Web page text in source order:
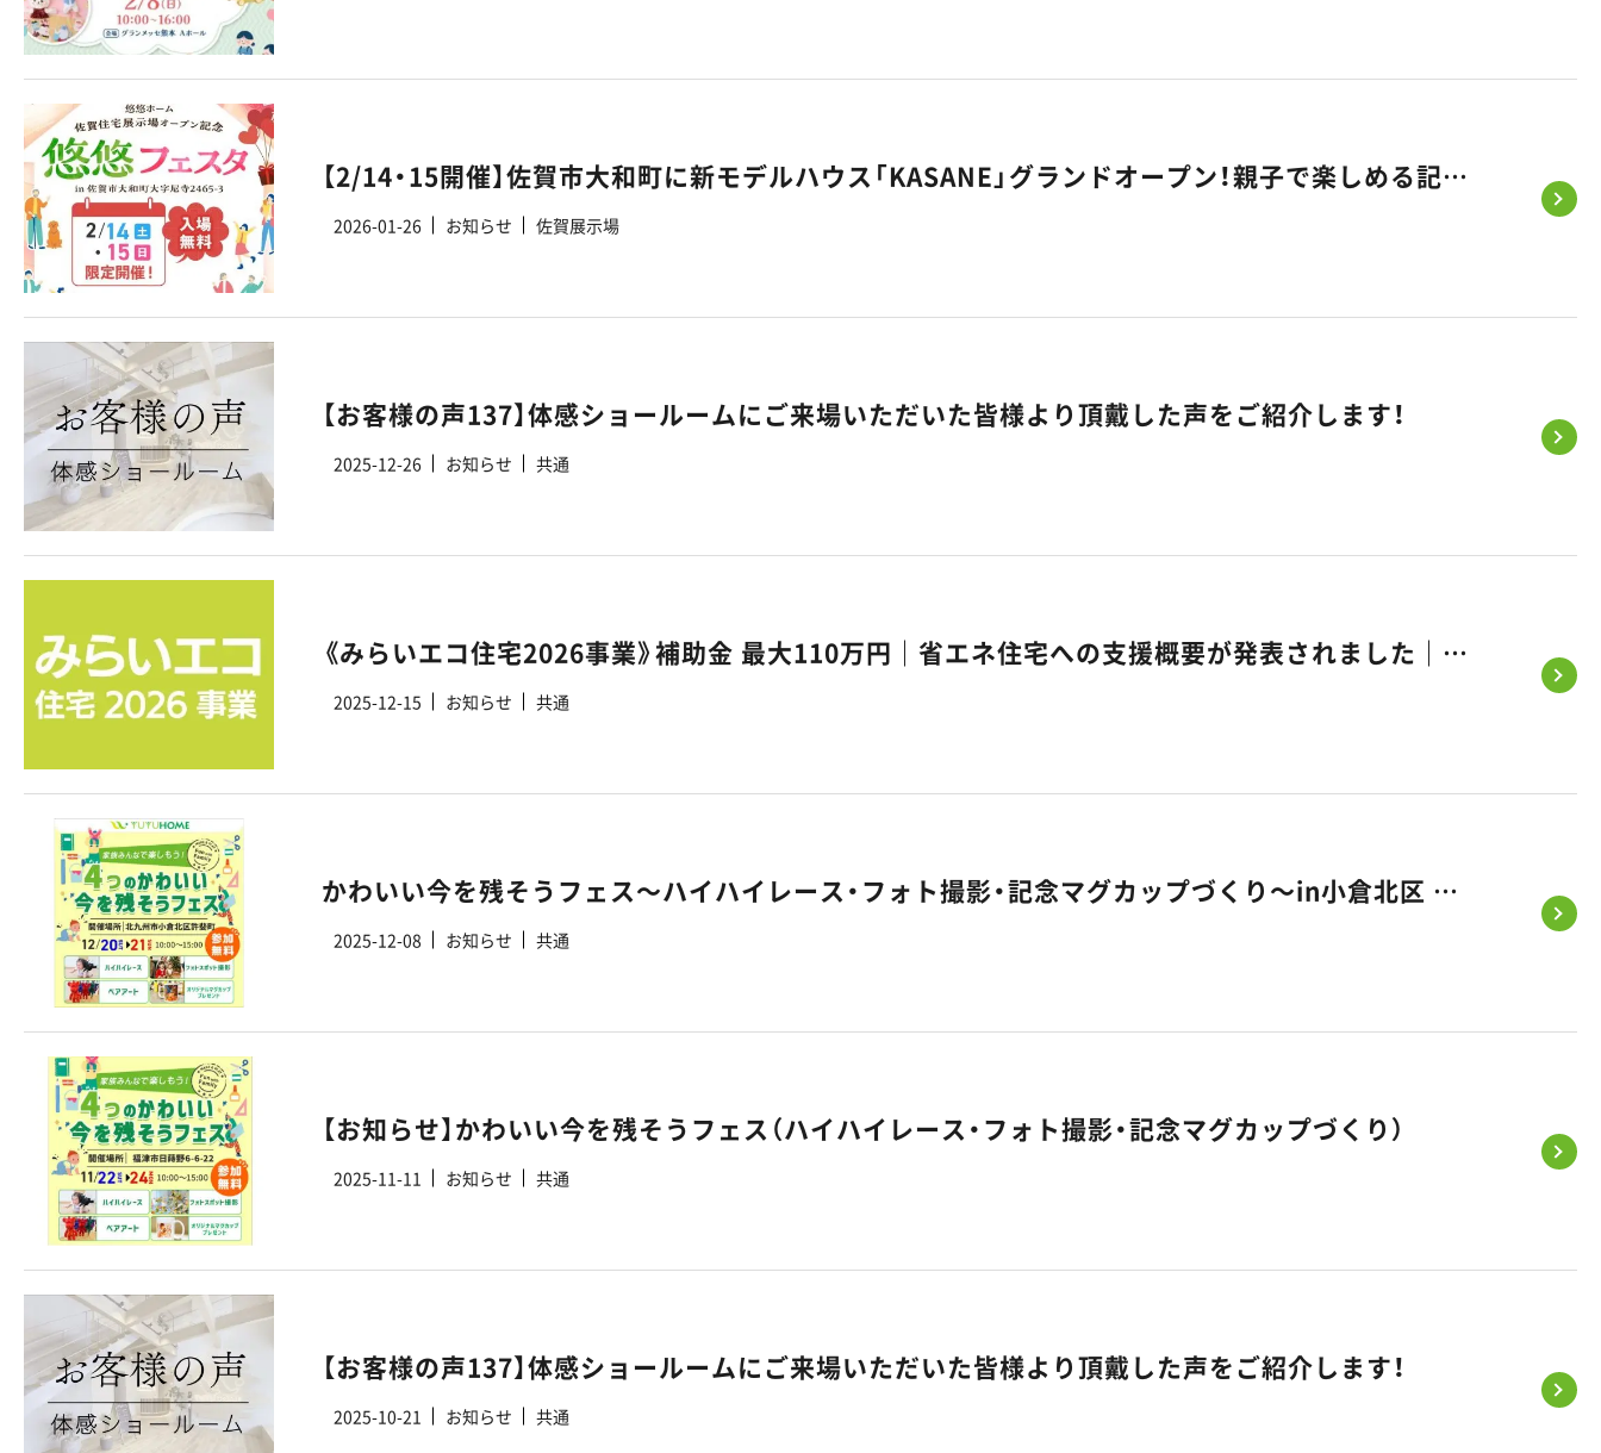
【2/14・15開催】佐賀市大和町に新モデルハウス「KASANE」グランドオープン！親子で楽しめる記念フェスタへ遊びに来ませんか？
2026-01-26 お知らせ 佐賀展示場
【お客様の声137】体感ショールームにご来場いただいた皆様より頂戴した声をご紹介します！
2025-12-26 お知らせ 共通
《みらいエコ住宅2026事業》補助金 最大110万円｜省エネ住宅への支援概要が発表されました｜福岡・熊本・佐賀のお家づくり｜悠悠ホーム
2025-12-15 お知らせ 共通
かわいい今を残そうフェス～ハイハイレース・フォト撮影・記念マグカップづくり～in小倉北区 開催のお知らせ
2025-12-08 お知らせ 共通
【お知らせ】かわいい今を残そうフェス（ハイハイレース・フォト撮影・記念マグカップづくり）
2025-11-11 お知らせ 共通
【お客様の声137】体感ショールームにご来場いただいた皆様より頂戴した声をご紹介します！
2025-10-21 お知らせ 共通